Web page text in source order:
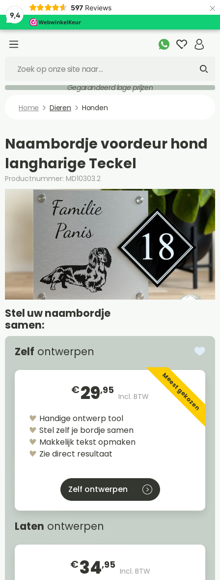
9,4
597 Reviews ×
Gegarandeerd lage prijzen
Home Dieren Honden
Naambordje voordeur hond
langharige Teckel
Productnummer: MD10303.2
Stel uw naambordje
samen:
Zelf ontwerpen
€29,95
Incl. BTW Meest gekozen
Handige ontwerp tool
Stel zelf je bordje samen
Makkelijk tekst opmaken
Zie direct resultaat
Zelf ontwerpen
Laten ontwerpen
€34,95
Incl. BTW